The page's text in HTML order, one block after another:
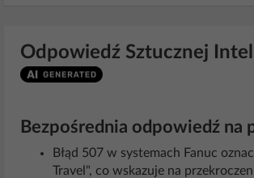
Odpowiedź Sztucznej
Bezpośrednia odpowiedź na
Błąd 507 w systemach Fanuc
Travel", co wskazuje na